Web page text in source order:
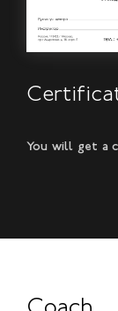
You will get a